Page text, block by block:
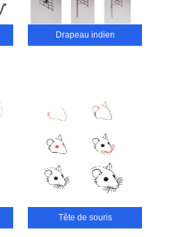
Drapeau indien
Tête de souris